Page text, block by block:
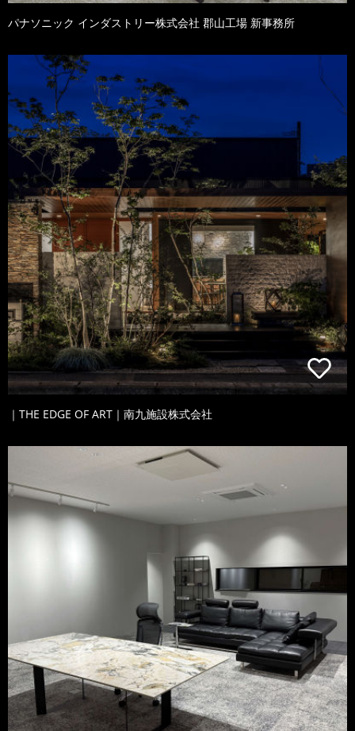
パナソニック インダストリー株式会社 郡山工場 新事務所
｜THE EDGE OF ART｜南九施設株式会社